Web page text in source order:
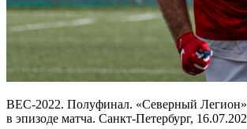
ВЕС-2022. Полуфинал. «Северный
в эпизоде матча. Санкт-Петербург,